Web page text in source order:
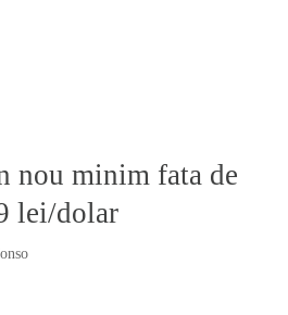
nou minim fata de
lei/dolar